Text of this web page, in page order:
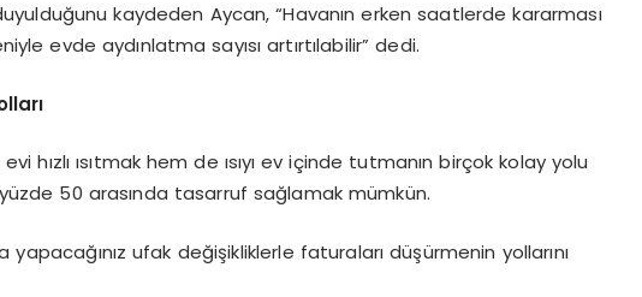
kaydeden Aycan, “Havanın erken saatlerde kararması
evde aydınlatma sayısı artırtılabilir” dedi.
ısıtmak hem de ısıyı ev içinde tutmanın birçok kolay yolu
50 arasında tasarruf sağlamak mümkün.
yapacağınız ufak değişikliklerle faturaları düşürmenin yollarını